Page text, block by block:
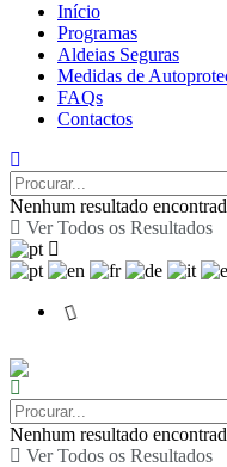
Início
Programas
Aldeias Seguras
Medidas de
FAQs
Contactos
Nenhum resultado
Ver Todos os Resultados
Nenhum resultado
Ver Todos os Resultados